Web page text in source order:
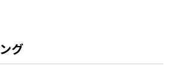
グ